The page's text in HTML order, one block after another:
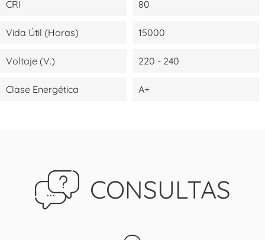
CRI 80
Vida Útil (Horas) 15000
Voltaje (V.) 220 - 240
Clase Energética A+
CONSULTAS